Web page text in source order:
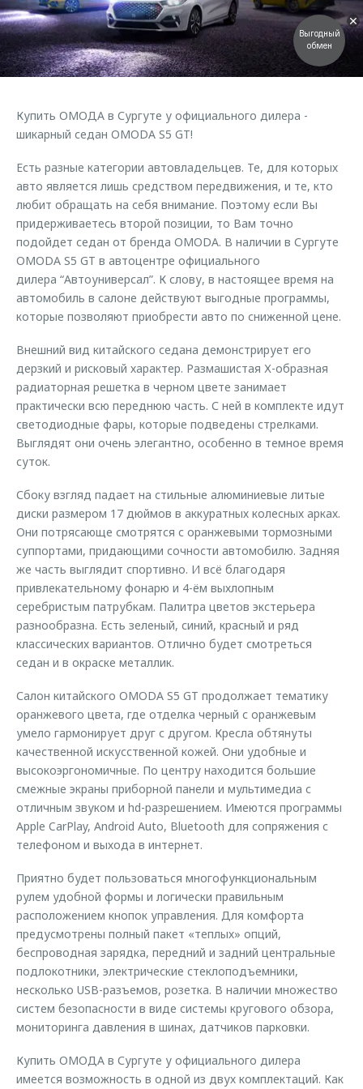
Страхование
Кредитный калькулятор
Аксессуары
Оригинальные аксессуары
Трейд-ин
Калькулятор трейд-ин
Клиентская поддержка
O&J Автоклуб
Клуб владельцев OMODA
Аксессуары
Одежда и сувениры
Оригинальные аксессуары
Запчасти
Обратная связь
Купить ОМОДА в Сургуте у официального дилера -
шикарный седан OMODA S5 GT!
Есть разные категории автовладельцев. Те, для которых
авто является лишь средством передвижения, и те, кто
любит обращать на себя внимание. Поэтому если Вы
придерживаетесь второй позиции, то Вам точно
подойдет седан от бренда OMODA. В наличии в Сургуте
OMODA S5 GT в автоцентре официального
дилера “Автоуниверсал”. К слову, в настоящее время на
автомобиль в салоне действуют выгодные программы,
которые позволяют приобрести авто по сниженной цене.
Внешний вид китайского седана демонстрирует его
дерзкий и рисковый характер. Размашистая Х-образная
радиаторная решетка в черном цвете занимает
практически всю переднюю часть. С ней в комплекте идут
светодиодные фары, которые подведены стрелками.
Выглядят они очень элегантно, особенно в темное время
суток.
Сбоку взгляд падает на стильные алюминиевые литые
диски размером 17 дюймов в аккуратных колесных арках.
Они потрясающе смотрятся с оранжевыми тормозными
суппортами, придающими сочности автомобилю. Задняя
же часть выглядит спортивно. И всё благодаря
привлекательному фонарю и 4-ём выхлопным
серебристым патрубкам. Палитра цветов экстерьера
разнообразна. Есть зеленый, синий, красный и ряд
классических вариантов. Отлично будет смотреться
седан и в окраске металлик.
Салон китайского OMODA S5 GT продолжает тематику
оранжевого цвета, где отделка черный с оранжевым
умело гармонирует друг с другом. Кресла обтянуты
качественной искусственной кожей. Они удобные и
высокоэргономичные. По центру находится большие
смежные экраны приборной панели и мультимедиа с
отличным звуком и hd-разрешением. Имеются программы
Apple CarPlay, Android Auto, Bluetooth для сопряжения с
телефоном и выхода в интернет.
Приятно будет пользоваться многофункциональным
рулем удобной формы и логически правильным
расположением кнопок управления. Для комфорта
предусмотрены полный пакет «теплых» опций,
беспроводная зарядка, передний и задний центральные
подлокотники, электрические стеклоподъемники,
несколько USB-разъемов, розетка. В наличии множество
систем безопасности в виде системы кругового обзора,
мониторинга давления в шинах, датчиков парковки.
Купить ОМОДА в Сургуте у официального дилера
имеется возможность в одной из двух комплектаций. Как
Выгодный
обмен